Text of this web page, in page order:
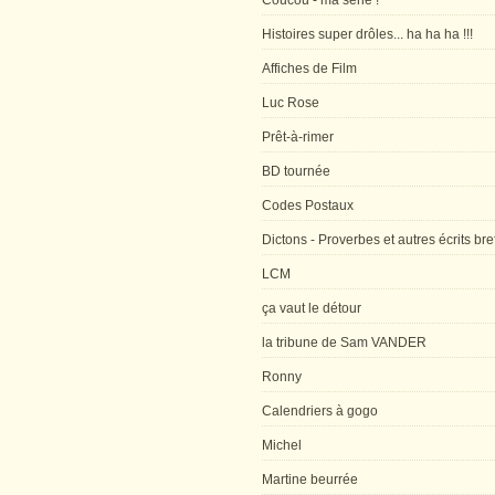
Histoires super drôles... ha ha ha !!!
Affiches de Film
Luc Rose
Prêt-à-rimer
BD tournée
Codes Postaux
Dictons - Proverbes et autres écrits
LCM
ça vaut le détour
la tribune de Sam VANDER
Ronny
Calendriers à gogo
Michel
Martine beurrée